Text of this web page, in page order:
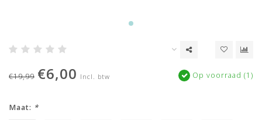
€19,99 €6,00 Incl. btw Op voorraad (1)
Maat: *